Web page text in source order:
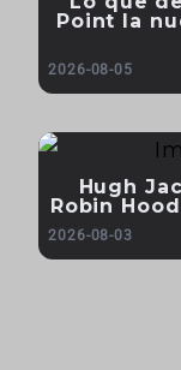
Point la
2026-08-05
Hugh
Robin
2026-08-03